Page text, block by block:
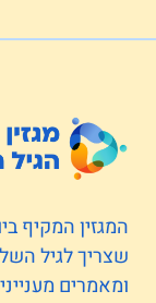
המגזין המקיף
שצריך לגיל
ומאמרים